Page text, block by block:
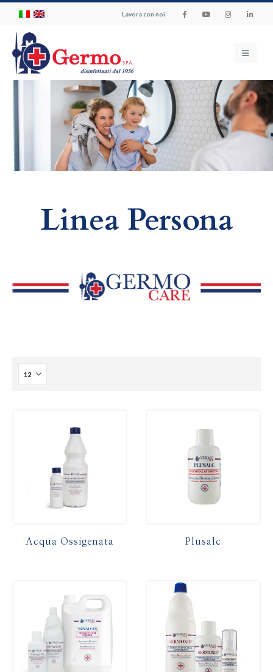
Lavora con noi
Linea Persona
Acqua Ossigenata Plusalc